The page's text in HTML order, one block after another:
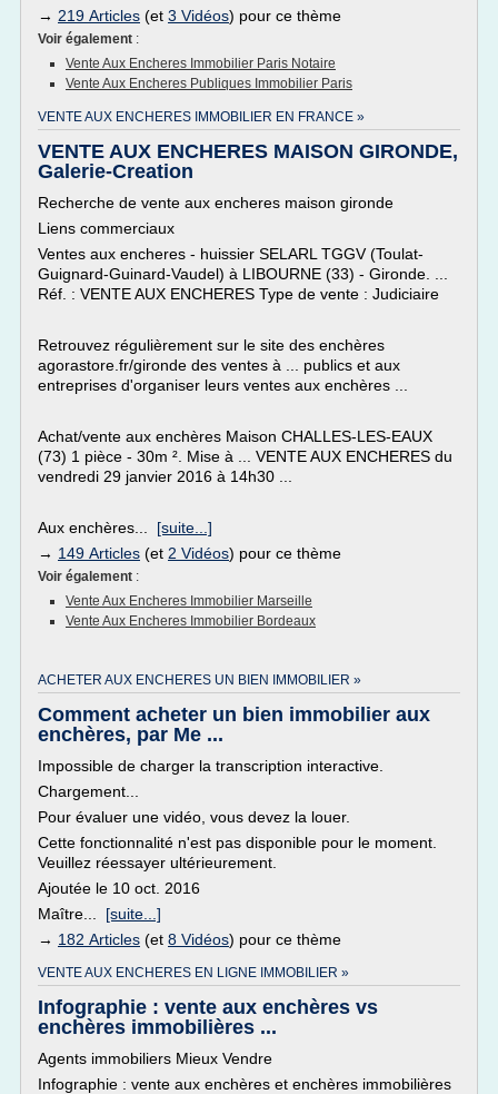
→ 219 Articles (et 3 Vidéos) pour ce thème
Voir également :
Vente Aux Encheres Immobilier Paris Notaire
Vente Aux Encheres Publiques Immobilier Paris
VENTE AUX ENCHERES IMMOBILIER EN FRANCE »
VENTE AUX ENCHERES MAISON GIRONDE,
Galerie-Creation
Recherche de vente aux encheres maison gironde
Liens commerciaux
Ventes aux encheres - huissier SELARL TGGV (Toulat-
Guignard-Guinard-Vaudel) à LIBOURNE (33) - Gironde. ...
Réf. : VENTE AUX ENCHERES Type de vente : Judiciaire
Retrouvez régulièrement sur le site des enchères
agorastore.fr/gironde des ventes à ... publics et aux
entreprises d'organiser leurs ventes aux enchères ...
Achat/vente aux enchères Maison CHALLES-LES-EAUX
(73) 1 pièce - 30m ². Mise à ... VENTE AUX ENCHERES du
vendredi 29 janvier 2016 à 14h30 ...
Aux enchères... [suite...]
→ 149 Articles (et 2 Vidéos) pour ce thème
Voir également :
Vente Aux Encheres Immobilier Marseille
Vente Aux Encheres Immobilier Bordeaux
ACHETER AUX ENCHERES UN BIEN IMMOBILIER »
Comment acheter un bien immobilier aux
enchères, par Me ...
Impossible de charger la transcription interactive.
Chargement...
Pour évaluer une vidéo, vous devez la louer.
Cette fonctionnalité n'est pas disponible pour le moment.
Veuillez réessayer ultérieurement.
Ajoutée le 10 oct. 2016
Maître... [suite...]
→ 182 Articles (et 8 Vidéos) pour ce thème
VENTE AUX ENCHERES EN LIGNE IMMOBILIER »
Infographie : vente aux enchères vs
enchères immobilières ...
Agents immobiliers Mieux Vendre
Infographie : vente aux enchères et enchères immobilières